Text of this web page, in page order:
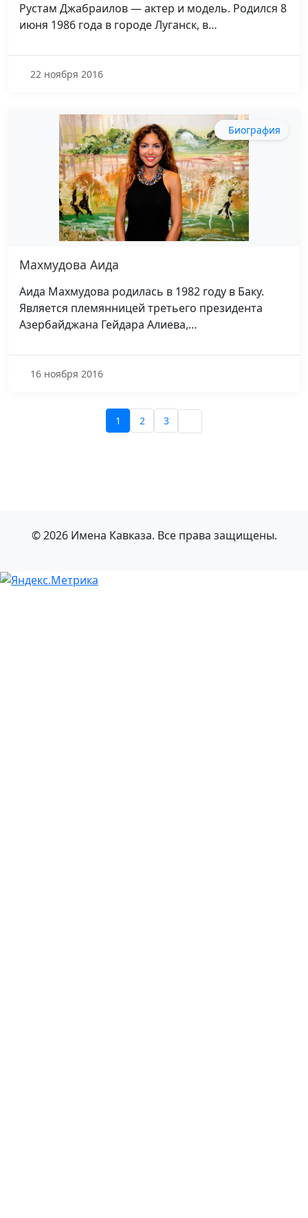
Рустам Джабраилов — актер и модель. Родился 8
июня 1986 года в городе Луганск, в…
22 ноября 2016
Биография
Махмудова Аида
Аида Махмудова родилась в 1982 году в Баку.
Является племянницей третьего президента
Азербайджана Гейдара Алиева,…
16 ноября 2016
1 2 3
© 2026 Имена Кавказа. Все права защищены.